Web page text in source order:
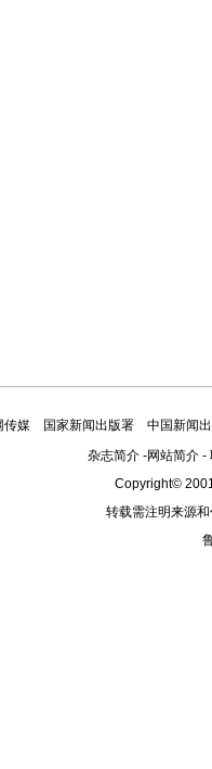
传媒 国家新闻出版署
中国新闻
杂志简介-网站简介-
Copyright©
转载需注明来源